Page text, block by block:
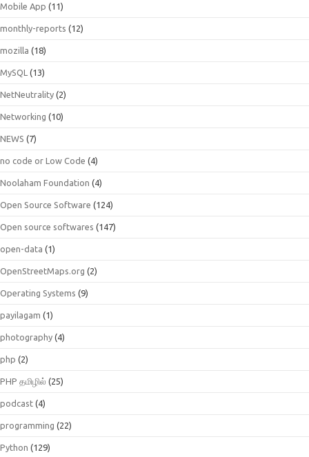
Mobile App (11)
monthly-reports (12)
mozilla (18)
MySQL (13)
NetNeutrality (2)
Networking (10)
NEWS (7)
no code or Low Code (4)
Noolaham Foundation (4)
Open Source Software (124)
Open source softwares (147)
open-data (1)
OpenStreetMaps.org (2)
Operating Systems (9)
payilagam (1)
photography (4)
php (2)
PHP தமிழில் (25)
podcast (4)
programming (22)
Python (129)